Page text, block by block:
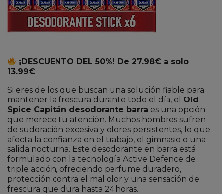
¡DESCUENTO DEL 50%! De 27.98€ a solo
13.99€
Si eres de los que buscan una solución fiable para
mantener la frescura durante todo el día, el Old
Spice Capitán desodorante barra es una opción
que merece tu atención. Muchos hombres sufren
de sudoración excesiva y olores persistentes, lo que
afecta la confianza en el trabajo, el gimnasio o una
salida nocturna. Este desodorante en barra está
formulado con la tecnología Active Defence de
triple acción, ofreciendo perfume duradero,
protección contra el mal olor y una sensación de
frescura que dura hasta 24 horas.